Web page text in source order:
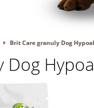
Brit Care granuly Dog
Dog